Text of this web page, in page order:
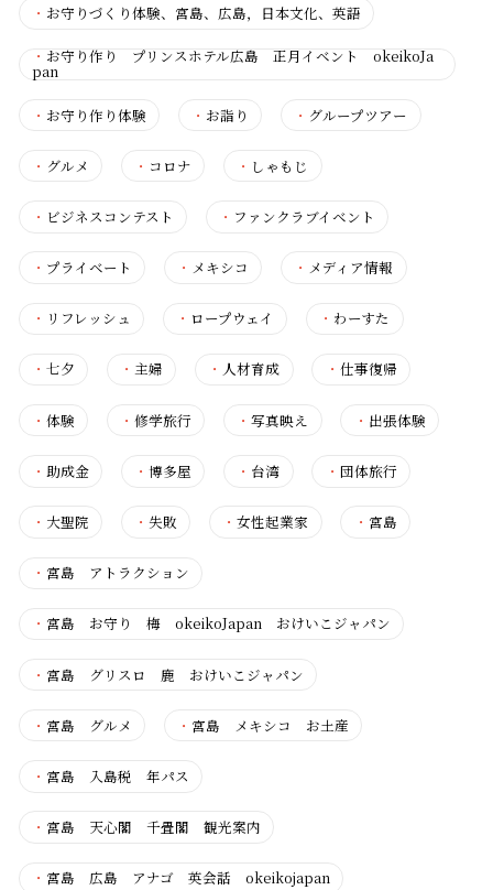
・ お守りづくり体験、宮島、広島，日本文化、英語
・ お守り作り プリンスホテル広島 正月イベント okeikoJa
pan
・ お守り作り体験 ・ お詣り ・ グループツアー
・ グルメ ・ コロナ ・ しゃもじ
・ ビジネスコンテスト ・ ファンクラブイベント
・ プライベート ・ メキシコ ・ メディア情報
・ リフレッシュ ・ ロープウェイ ・ わーすた
・ 七夕 ・主婦 ・ 人材育成 ・ 仕事復帰
・ 体験 ・修学旅行 ・写真映え ・ 出張体験
・ 助成金 ・博多屋 ・ 台湾 ・ 団体旅行
・ 大聖院 ・失敗 ・女性起業家 ・ 宮島
・ 宮島 アトラクション
・ 宮島 お守り 梅 okeikoJapan おけいこジャパン
・ 宮島 グリスロ 鹿 おけいこジャパン
・ 宮島 グルメ ・ 宮島 メキシコ お土産
・ 宮島 入島税 年パス
・ 宮島 天心閣 千畳閣 観光案内
・ 宮島 広島 アナゴ 英会話 okeikojapan